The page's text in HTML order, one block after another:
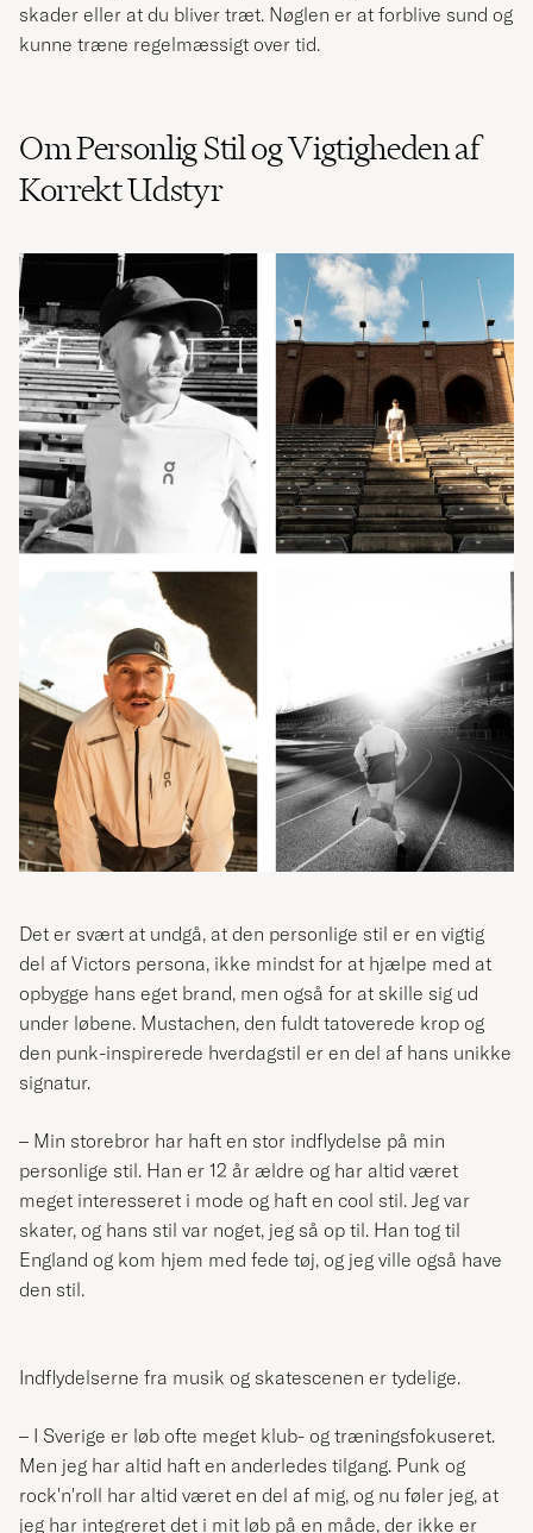
skader eller at du bliver træt. Nøglen er at forblive sund og
kunne træne regelmæssigt over tid.
Om Personlig Stil og Vigtigheden af
Korrekt Udstyr
Det er svært at undgå, at den personlige stil er en vigtig
del af Victors persona, ikke mindst for at hjælpe med at
opbygge hans eget brand, men også for at skille sig ud
under løbene. Mustachen, den fuldt tatoverede krop og
den punk-inspirerede hverdagstil er en del af hans unikke
signatur.
– Min storebror har haft en stor indflydelse på min
personlige stil. Han er 12 år ældre og har altid været
meget interesseret i mode og haft en cool stil. Jeg var
skater, og hans stil var noget, jeg så op til. Han tog til
England og kom hjem med fede tøj, og jeg ville også have
den stil.
Indflydelserne fra musik og skatescenen er tydelige.
– I Sverige er løb ofte meget klub- og træningsfokuseret.
Men jeg har altid haft en anderledes tilgang. Punk og
rock'n'roll har altid været en del af mig, og nu føler jeg, at
jeg har integreret det i mit løb på en måde, der ikke er